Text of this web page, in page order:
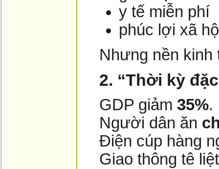
y tế miễn phí
phúc lợi xã
Nhưng nền
2. “Thời kỳ
GDP giảm 35%.
Người dân ăn
Điện cúp hàng
Giao thông tê